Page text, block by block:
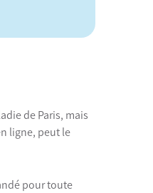
de Paris, mais
ligne, peut le
pour toute